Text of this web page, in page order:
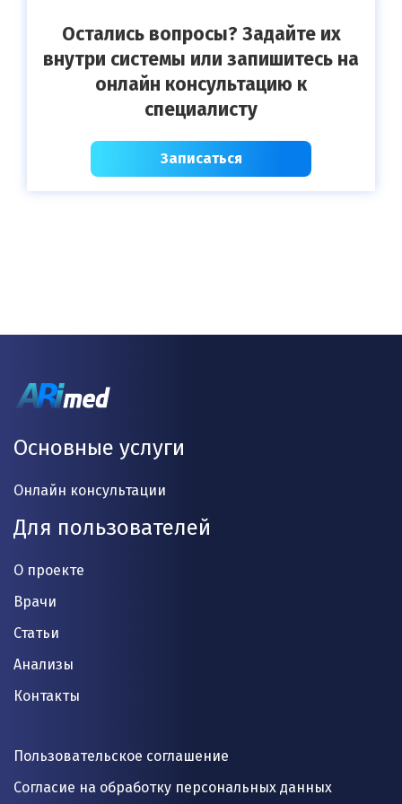
Остались вопросы? Задайте их
внутри системы или запишитесь на
онлайн консультацию к
специалисту
Записаться
Основные услуги
Онлайн консультации
Для пользователей
О проекте
Врачи
Статьи
Анализы
Контакты
Пользовательское соглашение
Согласие на обработку персональных данных